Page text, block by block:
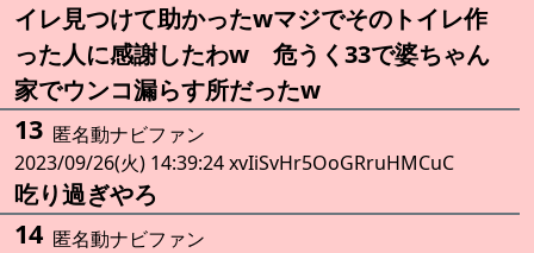
イレ見つけて助かったwマジでそのトイレ作
った人に感謝したわw 危うく33で婆ちゃん
家でウンコ漏らす所だったw
13 匿名動ナビファン
2023/09/26(火) 14:39:24 xvIiSvHr5OoGRruHMCuC
吃り過ぎやろ
14 匿名動ナビファン